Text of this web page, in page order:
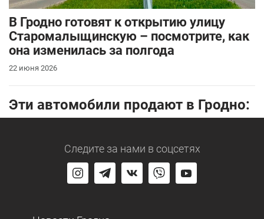
В Гродно готовят к открытию улицу
Старомалыщинскую – посмотрите, как
она изменилась за полгода
22 июня 2026
Эти автомобили продают в Гродно:
Следите за нами в соцсетях